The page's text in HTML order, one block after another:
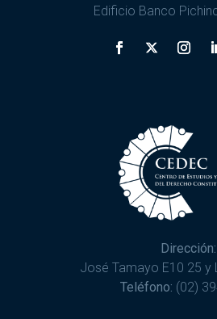
Edificio Banco
Dirección:
José Tamayo E10 25 y
Teléfono: (02)